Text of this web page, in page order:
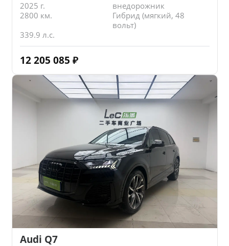
2025 г.
внедорожник
2800 км.
Гибрид (мягкий, 48
вольт)
339.9 л.с.
12 205 085 ₽
Audi Q7